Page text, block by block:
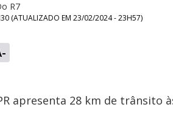
R7
(ATUALIZADO EM 23/02/2024 - 23H57)
apresenta 28 km de trânsito